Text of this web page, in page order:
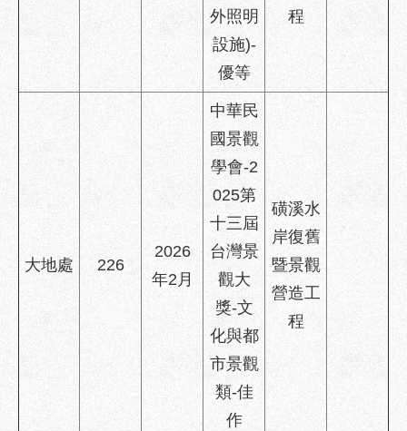
民
務
挖
資
訊
聯
發
外照明
設施)-
優等
程
大地處 226
2026
年2月
中華民
國景觀
學會-2
025第
十三屆
台灣景
觀大
獎-文
化與都
市景觀
類-佳
作
磺溪水
岸復舊
暨景觀
營造工
程